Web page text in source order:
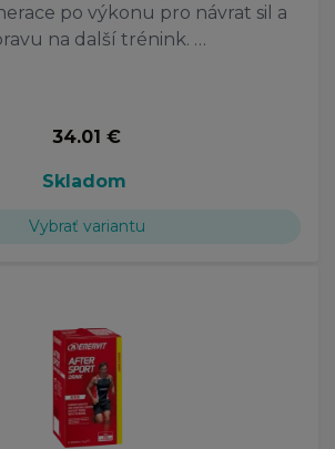
po výkonu pro návrat sil a
na další trénink. …
34.01 €
Skladom
Vybrať variantu